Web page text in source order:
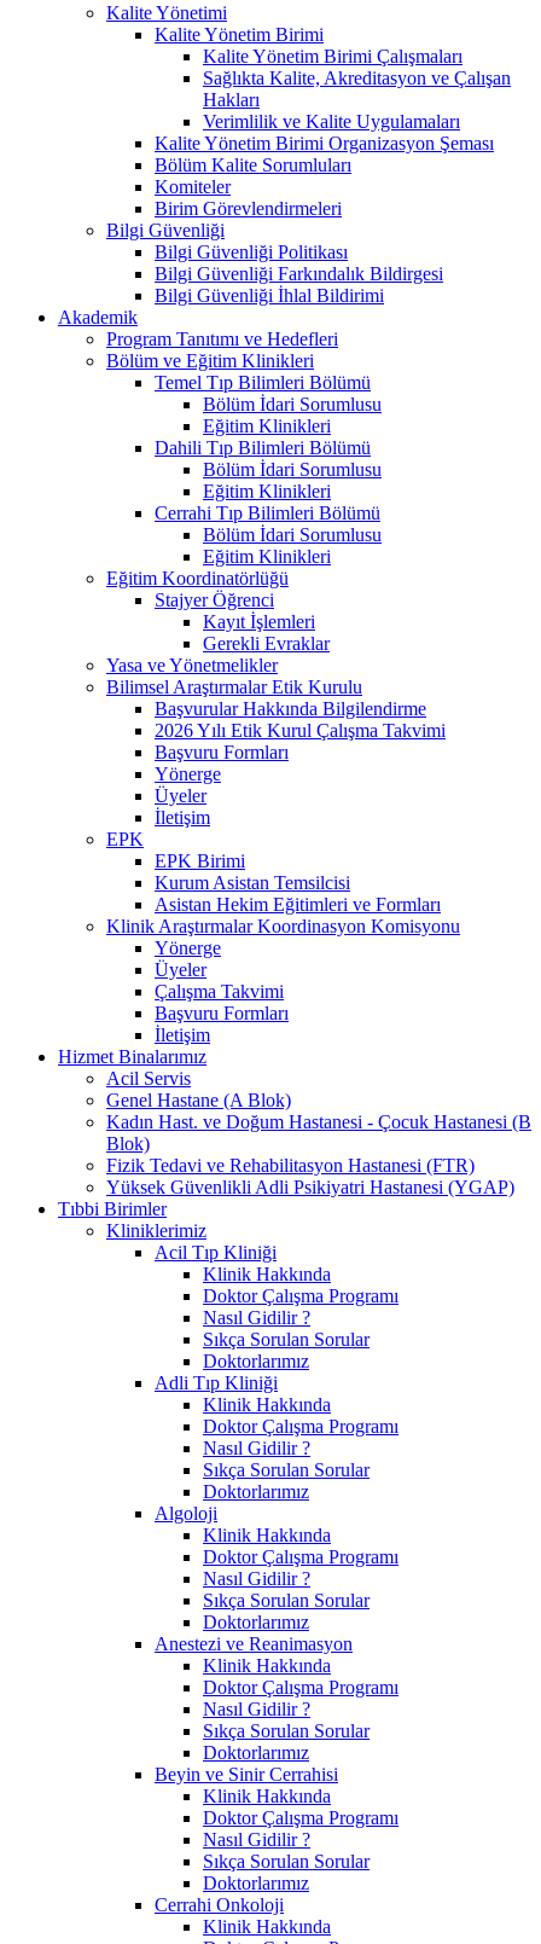
Kalite Yönetimi
Kalite Yönetim Birimi
Kalite Yönetim Birimi Çalışmaları
Sağlıkta Kalite, Akreditasyon ve Çalışan
Hakları
Verimlilik ve Kalite Uygulamaları
Kalite Yönetim Birimi Organizasyon Şeması
Bölüm Kalite Sorumluları
Komiteler
Birim Görevlendirmeleri
Bilgi Güvenliği
Bilgi Güvenliği Politikası
Bilgi Güvenliği Farkındalık Bildirgesi
Bilgi Güvenliği İhlal Bildirimi
Akademik
Program Tanıtımı ve Hedefleri
Bölüm ve Eğitim Klinikleri
Temel Tıp Bilimleri Bölümü
Bölüm İdari Sorumlusu
Eğitim Klinikleri
Dahili Tıp Bilimleri Bölümü
Bölüm İdari Sorumlusu
Eğitim Klinikleri
Cerrahi Tıp Bilimleri Bölümü
Bölüm İdari Sorumlusu
Eğitim Klinikleri
Eğitim Koordinatörlüğü
Stajyer Öğrenci
Kayıt İşlemleri
Gerekli Evraklar
Yasa ve Yönetmelikler
Bilimsel Araştırmalar Etik Kurulu
Başvurular Hakkında Bilgilendirme
2026 Yılı Etik Kurul Çalışma Takvimi
Başvuru Formları
Yönerge
Üyeler
İletişim
EPK
EPK Birimi
Kurum Asistan Temsilcisi
Asistan Hekim Eğitimleri ve Formları
Klinik Araştırmalar Koordinasyon Komisyonu
Yönerge
Üyeler
Çalışma Takvimi
Başvuru Formları
İletişim
Hizmet Binalarımız
Acil Servis
Genel Hastane (A Blok)
Kadın Hast. ve Doğum Hastanesi - Çocuk Hastanesi (B
Blok)
Fizik Tedavi ve Rehabilitasyon Hastanesi (FTR)
Yüksek Güvenlikli Adli Psikiyatri Hastanesi (YGAP)
Tıbbi Birimler
Kliniklerimiz
Acil Tıp Kliniği
Klinik Hakkında
Doktor Çalışma Programı
Nasıl Gidilir ?
Sıkça Sorulan Sorular
Doktorlarımız
Adli Tıp Kliniği
Klinik Hakkında
Doktor Çalışma Programı
Nasıl Gidilir ?
Sıkça Sorulan Sorular
Doktorlarımız
Algoloji
Klinik Hakkında
Doktor Çalışma Programı
Nasıl Gidilir ?
Sıkça Sorulan Sorular
Doktorlarımız
Anestezi ve Reanimasyon
Klinik Hakkında
Doktor Çalışma Programı
Nasıl Gidilir ?
Sıkça Sorulan Sorular
Doktorlarımız
Beyin ve Sinir Cerrahisi
Klinik Hakkında
Doktor Çalışma Programı
Nasıl Gidilir ?
Sıkça Sorulan Sorular
Doktorlarımız
Cerrahi Onkoloji
Klinik Hakkında